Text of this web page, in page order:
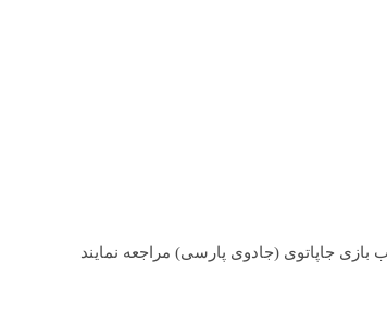
بازی جاپاتوی (جادوی پارسی) مراجعه نمایند